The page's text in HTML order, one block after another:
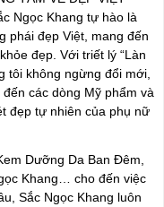
Ngọc Khang tự hào là
phái đẹp Việt, mang đến
đẹp. Với triết lý “Làn
tôi không ngừng đổi mới,
các dòng Mỹ phẩm và
đẹp tự nhiên của phụ nữ
Dưỡng Da Ban Đêm,
Khang… cho đến việc
Sắc Ngọc Khang luôn